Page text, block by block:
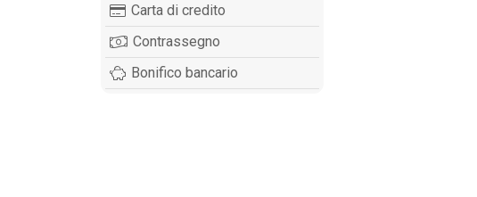
Carta di credito
Contrassegno
Bonifico bancario